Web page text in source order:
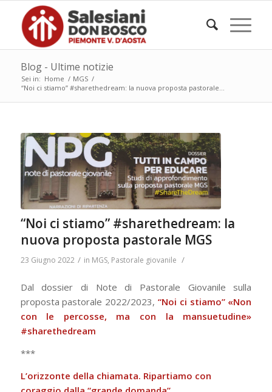
Blog - Ultime notizie
Sei in: Home / MGS /
“Noi ci stiamo” #sharethedream: la nuova proposta pastorale...
“Noi ci stiamo” #sharethedream: la
nuova proposta pastorale MGS
23 Giugno 2022 / in MGS, Pastorale giovanile /
Dal dossier di Note di Pastorale Giovanile sulla
proposta pastorale 2022/2023, “Noi ci stiamo” «Non
con le percosse, ma con la mansuetudine»
#sharethedream
***
L’orizzonte della chiamata. Ripartiamo con